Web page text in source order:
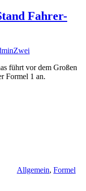
Fahrer-
führt vor dem Großen
Formel 1 an.
Allgemein, Formel